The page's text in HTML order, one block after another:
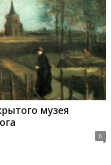
музея
0